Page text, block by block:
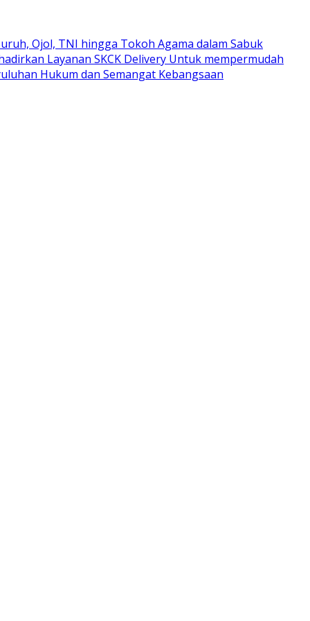
Ojol, TNI hingga Tokoh Agama dalam Sabuk
Layanan SKCK Delivery Untuk mempermudah
Hukum dan Semangat Kebangsaan